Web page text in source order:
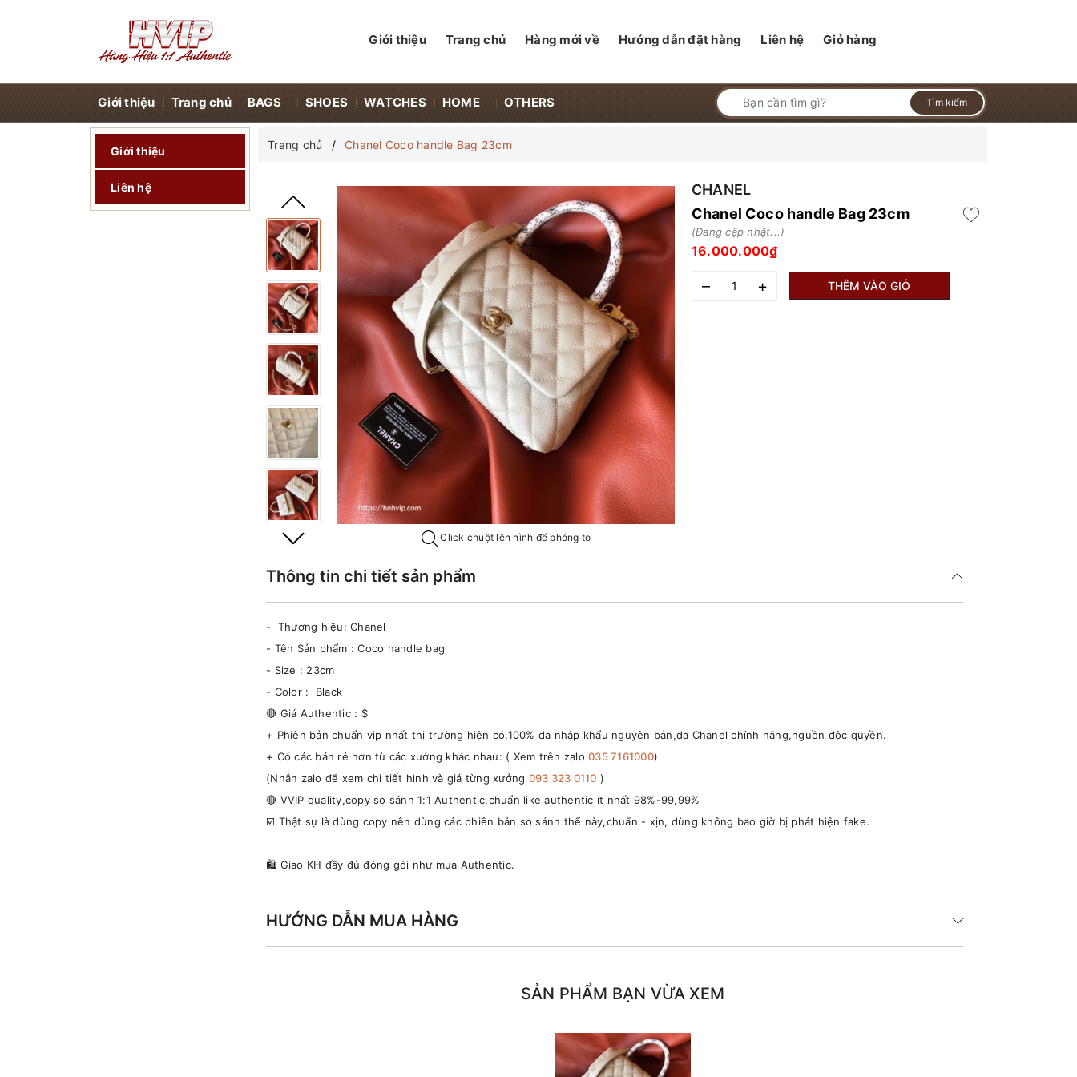
Giới thiệu Trang chủ Hàng mới về Hướng dẫn đặt hàng Liên hệ Giỏ hàng
Giới thiệu Trang chủ BAGS SHOES WATCHES HOME OTHERS Tìm kiếm
Giới thiệu
Liên hệ
Trang chủ Chanel Coco handle Bag 23cm
Click chuột lên hình để phóng to
CHANEL
Chanel Coco handle Bag 23cm
(Đang cập nhật...)
16.000.000₫
– + THÊM VÀO GIỎ
Thông tin chi tiết sản phẩm
- Thương hiệu: Chanel
- Tên Sản phẩm : Coco handle bag
- Size : 23cm
- Color : Black
🔴 Giá Authentic : $
+ Phiên bản chuẩn vip nhất thị trường hiện có,100% da nhập khẩu nguyên bản,da Chanel chính hãng,nguồn độc quyền.
+ Có các bản rẻ hơn từ các xưởng khác nhau: ( Xem trên zalo 035 7161000)
(Nhắn zalo để xem chi tiết hình và giá từng xưởng 093 323 0110 )
🔴 VVIP quality,copy so sánh 1:1 Authentic,chuẩn like authentic ít nhất 98%-99,99%
☑️ Thật sự là dùng copy nên dùng các phiên bản so sánh thế này,chuẩn - xịn, dùng không bao giờ bị phát hiện fake.
🛍 Giao KH đầy đủ đóng gói như mua Authentic.
HƯỚNG DẪN MUA HÀNG
SẢN PHẨM BẠN VỪA XEM